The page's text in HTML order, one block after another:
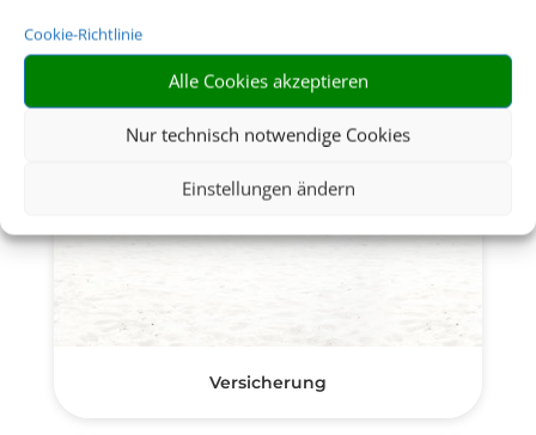
Cookie-Richtlinie
Alle Cookies akzeptieren
Nur technisch notwendige Cookies
Einstellungen ändern
Versicherung